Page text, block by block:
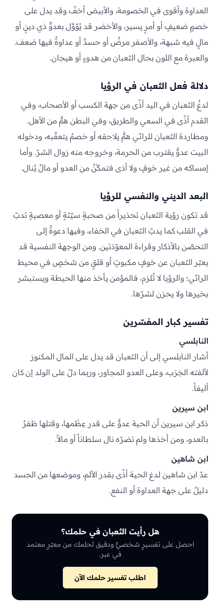
العداوة وأقوى في الخصومة، والأبيض أخفّ وقد يدل على
خصمٍ ضعيفٍ أو أمرٍ يسير، والأخضر قد يُؤوَّل بعدوٍّ ذي دينٍ أو
مالٍ فيه شبهة، والأصفر مرضٌ أو حسدٌ أو عداوةٌ فيها ضعف.
والعبرة مع اللون بحال الثعبان من هدوءٍ أو هيجان.
دلالة فعل الثعبان في الرؤيا
لدغُ الثعبان في اليد أذًى من جهة الكسب أو الأصحاب، وفي
القدم أذًى في السعي والطريق، وفي البطن همٌّ من الأهل.
ومطاردة الثعبان للرائي همٌّ يلاحقه أو خصمٌ يتعقّبه، ودخوله
البيت عدوٌّ يقترب من الحرمة، وخروجه منه زوال الشرّ. وأما
إمساكه من غير خوفٍ ولا أذى فتمكّنٌ من العدو أو مالٌ يُنال.
البعد الديني والنفسي للرؤيا
قد تكون رؤية الثعبان تحذيراً من صحبةٍ سيّئةٍ أو معصيةٍ تدبّ
في القلب كما يدبّ الثعبان في الخفاء، وفيها دعوةٌ إلى
التحصّن بالأذكار وقراءة المعوّذتين. ومن الوجهة النفسية قد
يعبّر الثعبان عن خوفٍ مكبوتٍ أو قلقٍ من شخصٍ في محيط
الرائي؛ والرؤيا لا تُلزم، فالمؤمن يأخذ منها الحيطة ويستبشر
بخيرها ولا يحزن لشرّها.
تفسير كبار المفسّرين
النابلسي
أشار النابلسي إلى أن الثعبان قد يدل على المال المكنوز
لألفته الخِرَب، وعلى العدو المجاور، وربما دلّ على الولد إن كان
أليفاً.
ابن سيرين
ذكر ابن سيرين أن الحية عدوٌّ على قدر عِظَمها، وقتلها ظفرٌ
بالعدو، ومن أخذها ولم تضرّه نال سلطاناً أو مالاً.
ابن شاهين
عدّ ابن شاهين لدغ الحية أذًى بقدر الألم، وموضعها من الجسد
دليلٌ على جهة العداوة أو النفع.
هل رأيت الثعبان في حلمك؟
احصل على تفسيرٍ شخصيٍّ ودقيق لحلمك من معبّرٍ معتمد
في عبر.
اطلب تفسير حلمك الآن